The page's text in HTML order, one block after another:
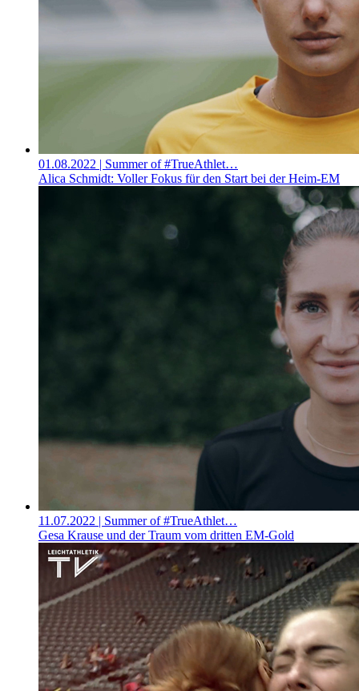
01.08.2022 | Summer of #TrueAthlet…
Alica Schmidt: Voller Fokus für den Start bei der Heim-EM
11.07.2022 | Summer of #TrueAthlet…
Gesa Krause und der Traum vom dritten EM-Gold